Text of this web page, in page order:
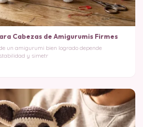
Cabezas de Amigurumis Firmes
un amigurumi bien logrado depende
y simetr